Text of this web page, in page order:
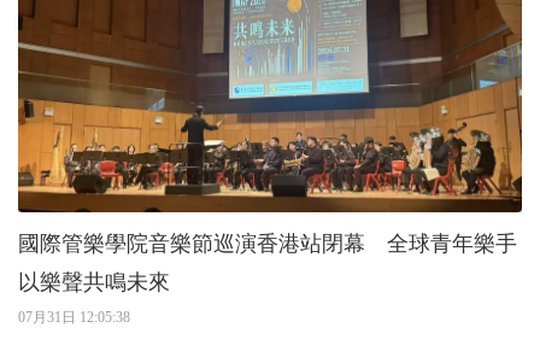
國際管樂學院音樂節巡演香港站閉幕 全球青年樂手
以樂聲共鳴未來
07月31日 12:05:38